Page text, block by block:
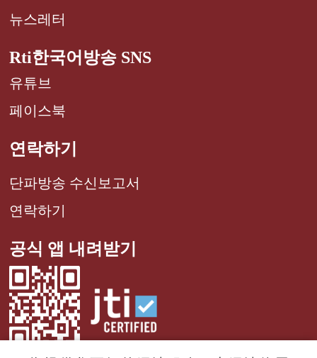
뉴스레터
Rti한국어방송 SNS
유튜브
페이스북
연락하기
단파방송 수신보고서
연락하기
공식 앱 내려받기